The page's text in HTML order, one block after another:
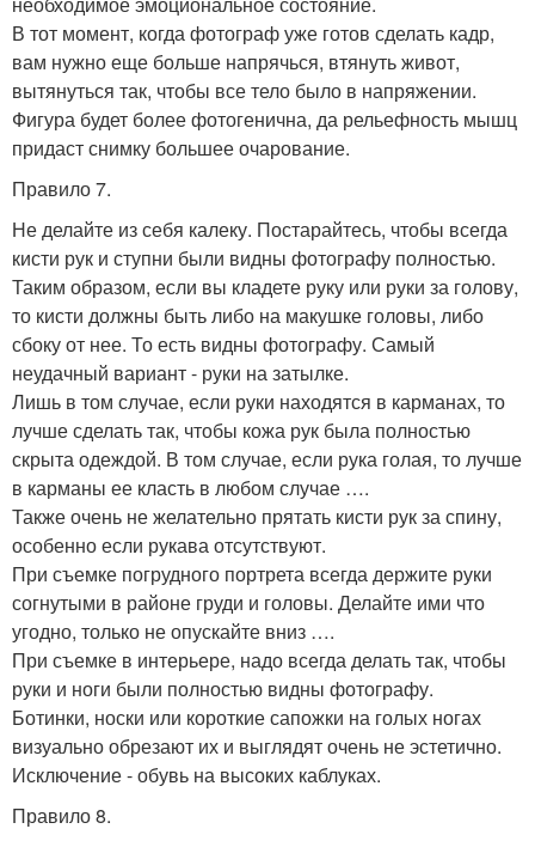
В тот момент, когда фотограф уже готов сделать кадр,
вам нужно еще больше напрячься, втянуть живот,
вытянуться так, чтобы все тело было в напряжении.
Фигура будет более фотогенична, да рельефность мышц
придаст снимку большее очарование.
Правило 7.
Не делайте из себя калеку. Постарайтесь, чтобы всегда
кисти рук и ступни были видны фотографу полностью.
Таким образом, если вы кладете руку или руки за голову,
то кисти должны быть либо на макушке головы, либо
сбоку от нее. То есть видны фотографу. Самый
неудачный вариант - руки на затылке.
Лишь в том случае, если руки находятся в карманах, то
лучше сделать так, чтобы кожа рук была полностью
скрыта одеждой. В том случае, если рука голая, то лучше
в карманы ее класть в любом случае ….
Также очень не желательно прятать кисти рук за спину,
особенно если рукава отсутствуют.
При съемке погрудного портрета всегда держите руки
согнутыми в районе груди и головы. Делайте ими что
угодно, только не опускайте вниз ….
При съемке в интерьере, надо всегда делать так, чтобы
руки и ноги были полностью видны фотографу.
Ботинки, носки или короткие сапожки на голых ногах
визуально обрезают их и выглядят очень не эстетично.
Исключение - обувь на высоких каблуках.
Правило 8.